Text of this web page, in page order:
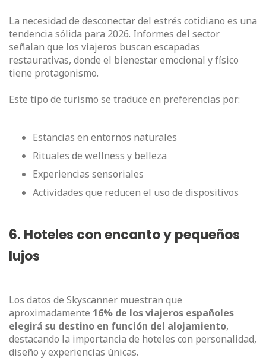
La necesidad de desconectar del estrés cotidiano es una
tendencia sólida para 2026. Informes del sector
señalan que los viajeros buscan escapadas
restaurativas, donde el bienestar emocional y físico
tiene protagonismo.
Este tipo de turismo se traduce en preferencias por:
Estancias en entornos naturales
Rituales de wellness y belleza
Experiencias sensoriales
Actividades que reducen el uso de dispositivos
6. Hoteles con encanto y pequeños
lujos
Los datos de Skyscanner muestran que
aproximadamente 16% de los viajeros españoles
elegirá su destino en función del alojamiento,
destacando la importancia de hoteles con personalidad,
diseño y experiencias únicas.